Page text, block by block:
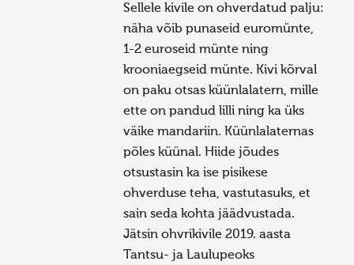
Sellele kivile on ohverdatud palju:
näha võib punaseid euromünte,
1-2 euroseid münte ning
krooniaegseid münte. Kivi kõrval
on paku otsas küünlalatern, mille
ette on pandud lilli ning ka üks
väike mandariin. Küünlalaternas
põles küünal. Hiide jõudes
otsustasin ka ise pisikese
ohverduse teha, vastutasuks, et
sain seda kohta jäädvustada.
Jätsin ohvrikivile 2019. aasta
Tantsu- ja Laulupeoks